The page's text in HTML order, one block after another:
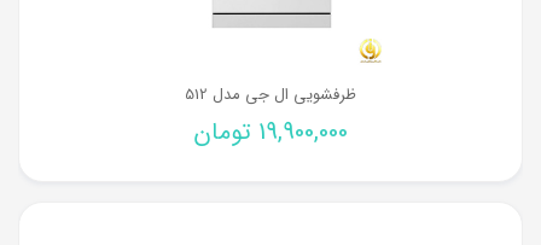
ظرفشویی ال جی مدل 512
19,900,000 تومان